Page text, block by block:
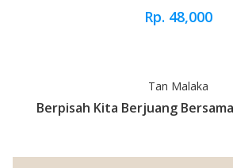
Rp. 48,000
Tan Malaka
Berpisah Kita Berjuang